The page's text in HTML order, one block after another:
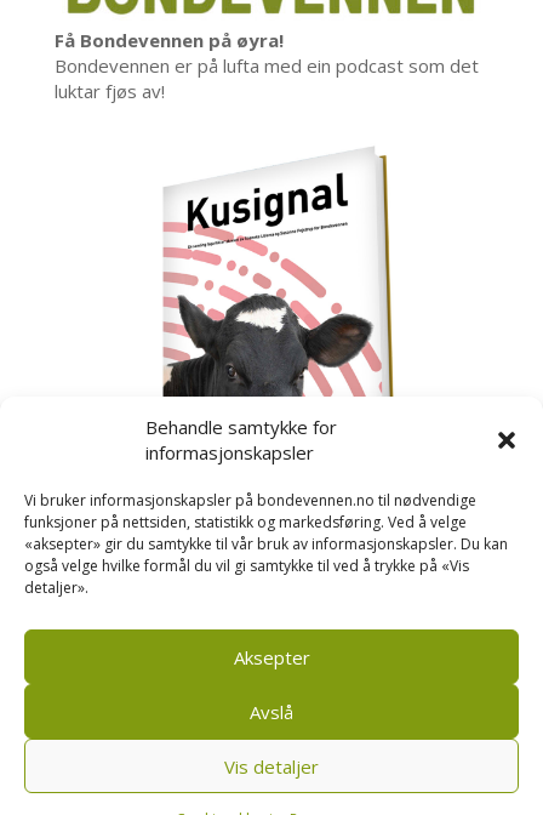
Behandle samtykke for
informasjonskapsler
Vi bruker informasjonskapsler på bondevennen.no til nødvendige
funksjoner på nettsiden, statistikk og markedsføring. Ved å velge
«aksepter» gir du samtykke til vår bruk av informasjonskapsler. Du kan
også velge hvilke formål du vil gi samtykke til ved å trykke på «Vis
detaljer».
Aksepter
Avslå
Vis detaljer
Få Bondevennen på øyra!
Bondevennen er på lufta med ein podcast som det
luktar fjøs av!
Kusignal
om kusignal i eit eige hefte.
Bondevennen AS, Pb 208, sentrum, 4001 Stavanger